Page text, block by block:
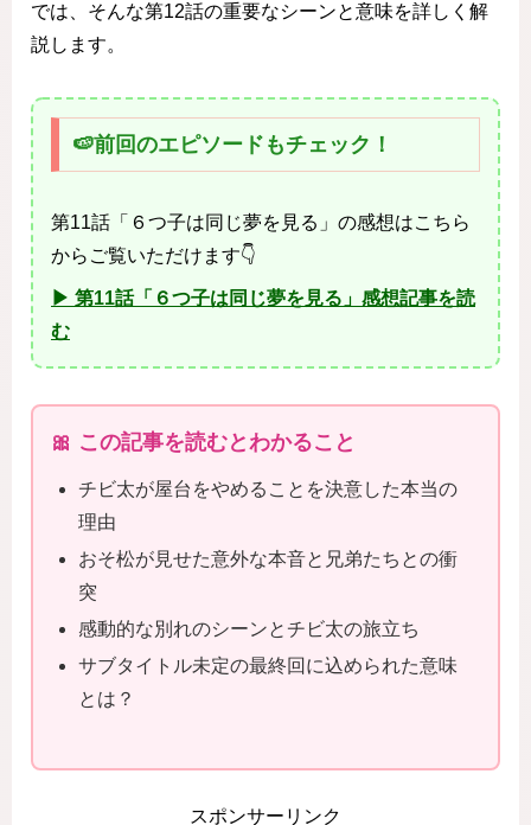
では、そんな第12話の重要なシーンと意味を詳しく解
説します。
🍉前回のエピソードもチェック！
第11話「６つ子は同じ夢を見る」の感想はこちら
からご覧いただけます👇
▶ 第11話「６つ子は同じ夢を見る」感想記事を読
む
🎀 この記事を読むとわかること
チビ太が屋台をやめることを決意した本当の
理由
おそ松が見せた意外な本音と兄弟たちとの衝
突
感動的な別れのシーンとチビ太の旅立ち
サブタイトル未定の最終回に込められた意味
とは？
スポンサーリンク